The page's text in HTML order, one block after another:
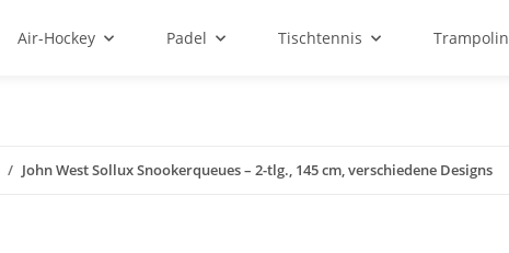
Air-Hockey Padel Tischtennis Trampolin
John West Sollux Snookerqueues – 2-tlg., 145 cm, verschiedene Designs